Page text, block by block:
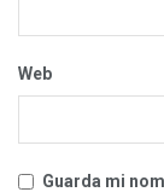
Web
Guarda mi